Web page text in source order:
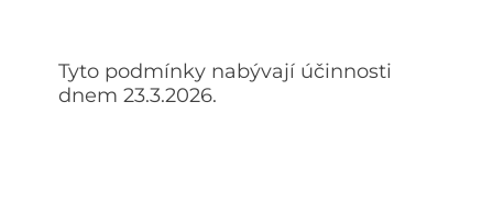
Tyto podmínky nabývají účinnosti
dnem 23.3.2026.